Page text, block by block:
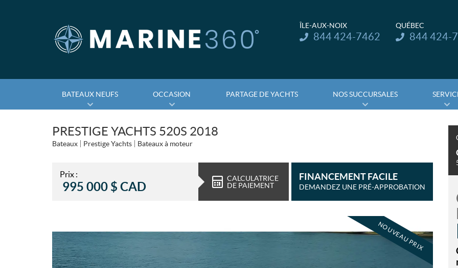
ÎLE-AUX-NOIX
Téléphone :
844 424-7462
QUÉBEC
Téléphone :
844 424-
BATEAUX NEUFS OCCASION PARTAGE DE YACHTS NOS SUCCURSALES
PRESTIGE YACHTS 520S 2018
Bateaux Prestige Yachts Bateaux à moteur
Prix :
995 000 $ CAD
CALCULATRICE
DE PAIEMENT
FINANCEMENT FACILE
DEMANDEZ UNE PRÉ-APPROBATION
NOUVEAU PRIX